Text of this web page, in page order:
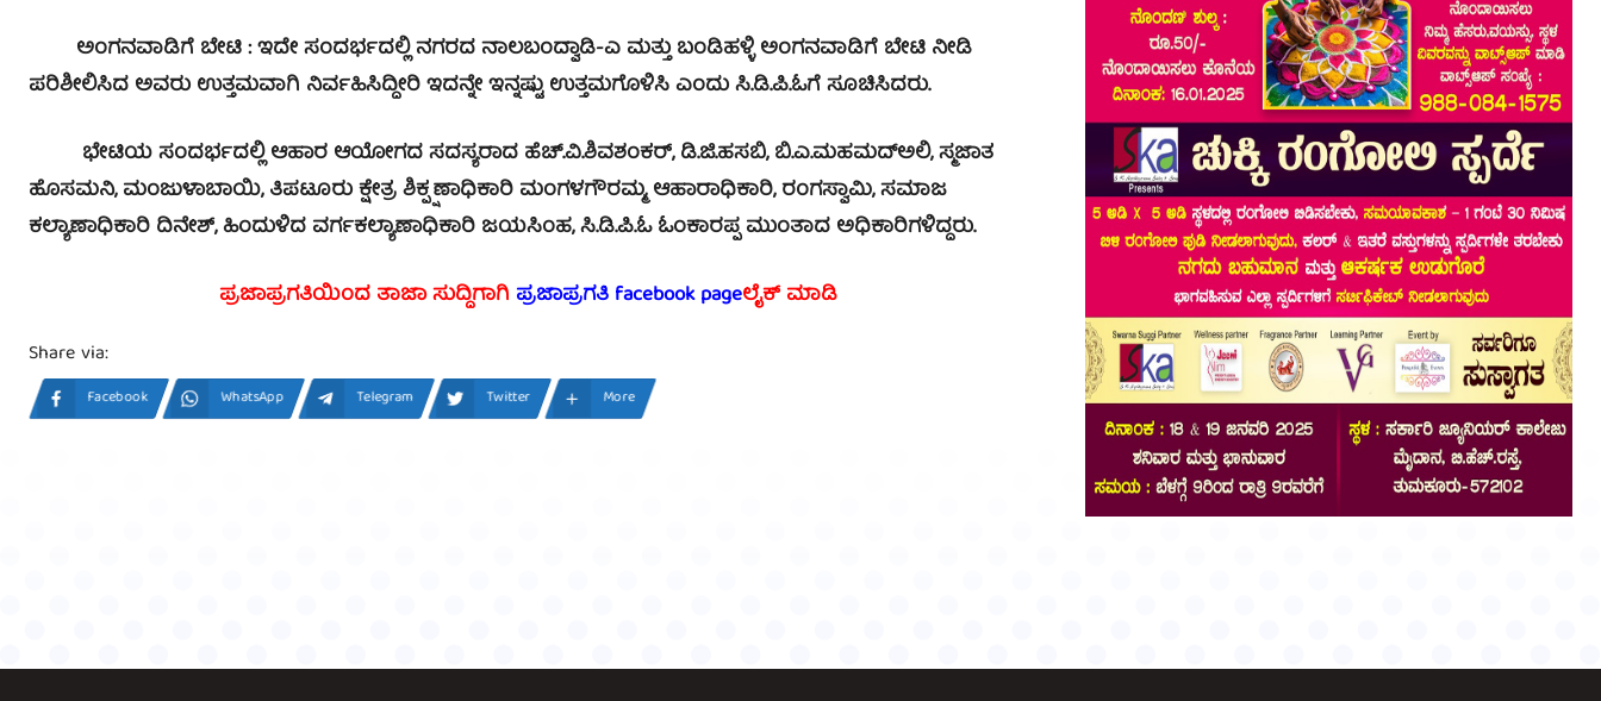
ಅಂಗನವಾಡಿಗೆ ಬೇಟಿ : ಇದೇ ಸಂದರ್ಭದಲ್ಲಿ ನಗರದ ನಾಲಬಂದ್ವಾಡಿ-ಎ ಮತ್ತು ಬಂಡಿಹಳ್ಳಿ ಅಂಗನವಾಡಿಗೆ ಬೇಟಿ ನೀಡಿ
ಪರಿಶೀಲಿಸಿದ ಅವರು ಉತ್ತಮವಾಗಿ ನಿರ್ವಹಿಸಿದ್ದೀರಿ ಇದನ್ನೇ ಇನ್ನಷ್ಟು ಉತ್ತಮಗೊಳಿಸಿ ಎಂದು ಸಿ.ಡಿ.ಪಿ.ಓಗೆ ಸೂಚಿಸಿದರು.
ಭೇಟಿಯ ಸಂದರ್ಭದಲ್ಲಿ ಆಹಾರ ಆಯೋಗದ ಸದಸ್ಯರಾದ ಹೆಚ್.ವಿ.ಶಿವಶಂಕರ್, ಡಿ.ಜಿ.ಹಸಬಿ, ಬಿ.ಎ.ಮಹಮದ್‍ಅಲಿ, ಸ್ಮಜಾತ
ಹೊಸಮನಿ, ಮಂಜುಳಾಬಾಯಿ, ತಿಪಟೂರು ಕ್ಷೇತ್ರ ಶಿಕ್ಪ್ಷಣಾಧಿಕಾರಿ ಮಂಗಳಗೌರಮ್ಮ, ಆಹಾರಾಧಿಕಾರಿ, ರಂಗಸ್ವಾಮಿ, ಸಮಾಜ
ಕಲ್ಯಾಣಾಧಿಕಾರಿ ದಿನೇಶ್, ಹಿಂದುಳಿದ ವರ್ಗಕಲ್ಯಾಣಾಧಿಕಾರಿ ಜಯಸಿಂಹ, ಸಿ.ಡಿ.ಪಿ.ಓ ಓಂಕಾರಪ್ಪ ಮುಂತಾದ ಅಧಿಕಾರಿಗಳಿದ್ದರು.
ಪ್ರಜಾಪ್ರಗತಿಯಿಂದ ತಾಜಾ ಸುದ್ದಿಗಾಗಿ ಪ್ರಜಾಪ್ರಗತಿ facebook pageಲೈಕ್ ಮಾಡಿ
Share via:
Facebook WhatsApp Telegram Twitter More